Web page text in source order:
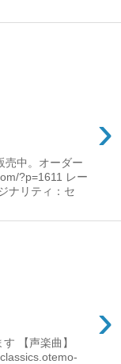
›
売中。オーダー
?p=1611 レー
ナリティ：セ
›
す 【声楽曲】